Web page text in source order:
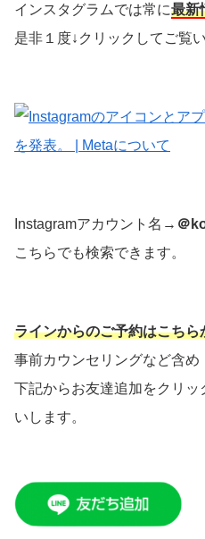
インスタグラムでは常に最新
是非１度↓クリックしてご覧
Instagramアカウント名→ ＠
こちらでも検索できます。
ラインからのご予約はこちら
事前カウンセリングなど含め
下記からお友達追加をクリ
いします。